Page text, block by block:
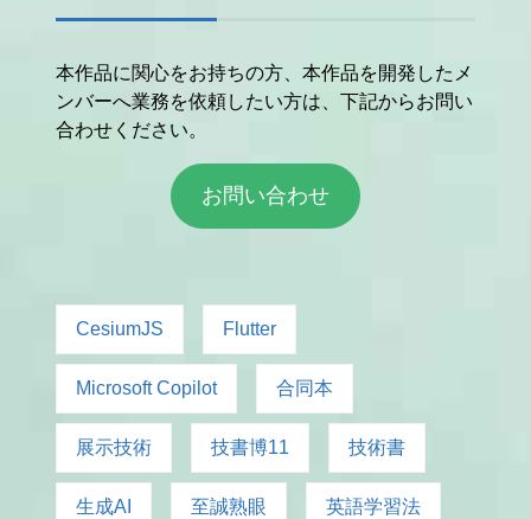
本作品に関心をお持ちの方、本作品を開発したメ
ンバーへ業務を依頼したい方は、下記からお問い
合わせください。
お問い合わせ
CesiumJS Flutter
Microsoft Copilot 合同本
展示技術 技書博11 技術書
生成AI 至誠熟眼 英語学習法